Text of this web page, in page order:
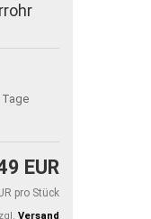
Tage
EUR
pro Stück
Versand